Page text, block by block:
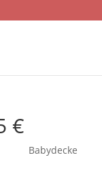
€
Babydecke